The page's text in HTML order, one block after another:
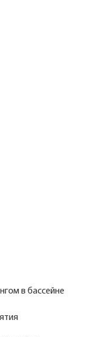
в бассейне